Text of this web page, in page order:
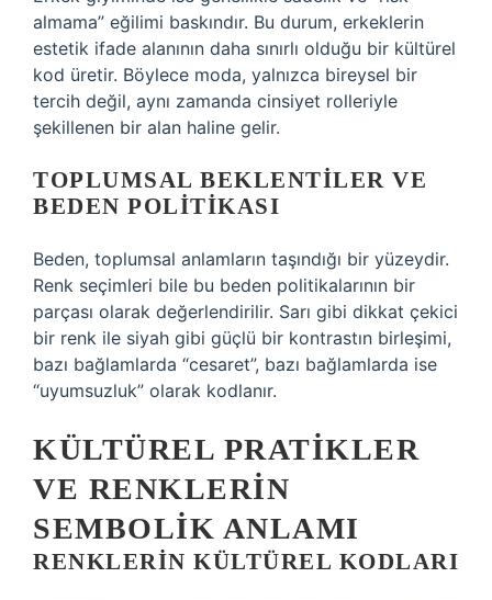
almama” eğilimi baskındır. Bu durum, erkeklerin
estetik ifade alanının daha sınırlı olduğu bir kültürel
kod üretir. Böylece moda, yalnızca bireysel bir
tercih değil, aynı zamanda cinsiyet rolleriyle
şekillenen bir alan haline gelir.
TOPLUMSAL BEKLENTILER VE
BEDEN POLITIKASI
Beden, toplumsal anlamların taşındığı bir yüzeydir.
Renk seçimleri bile bu beden politikalarının bir
parçası olarak değerlendirilir. Sarı gibi dikkat çekici
bir renk ile siyah gibi güçlü bir kontrastın birleşimi,
bazı bağlamlarda “cesaret”, bazı bağlamlarda ise
“uyumsuzluk” olarak kodlanır.
KÜLTÜREL PRATIKLER
VE RENKLERIN
SEMBOLIK ANLAMI
RENKLERIN KÜLTÜREL KODLARI